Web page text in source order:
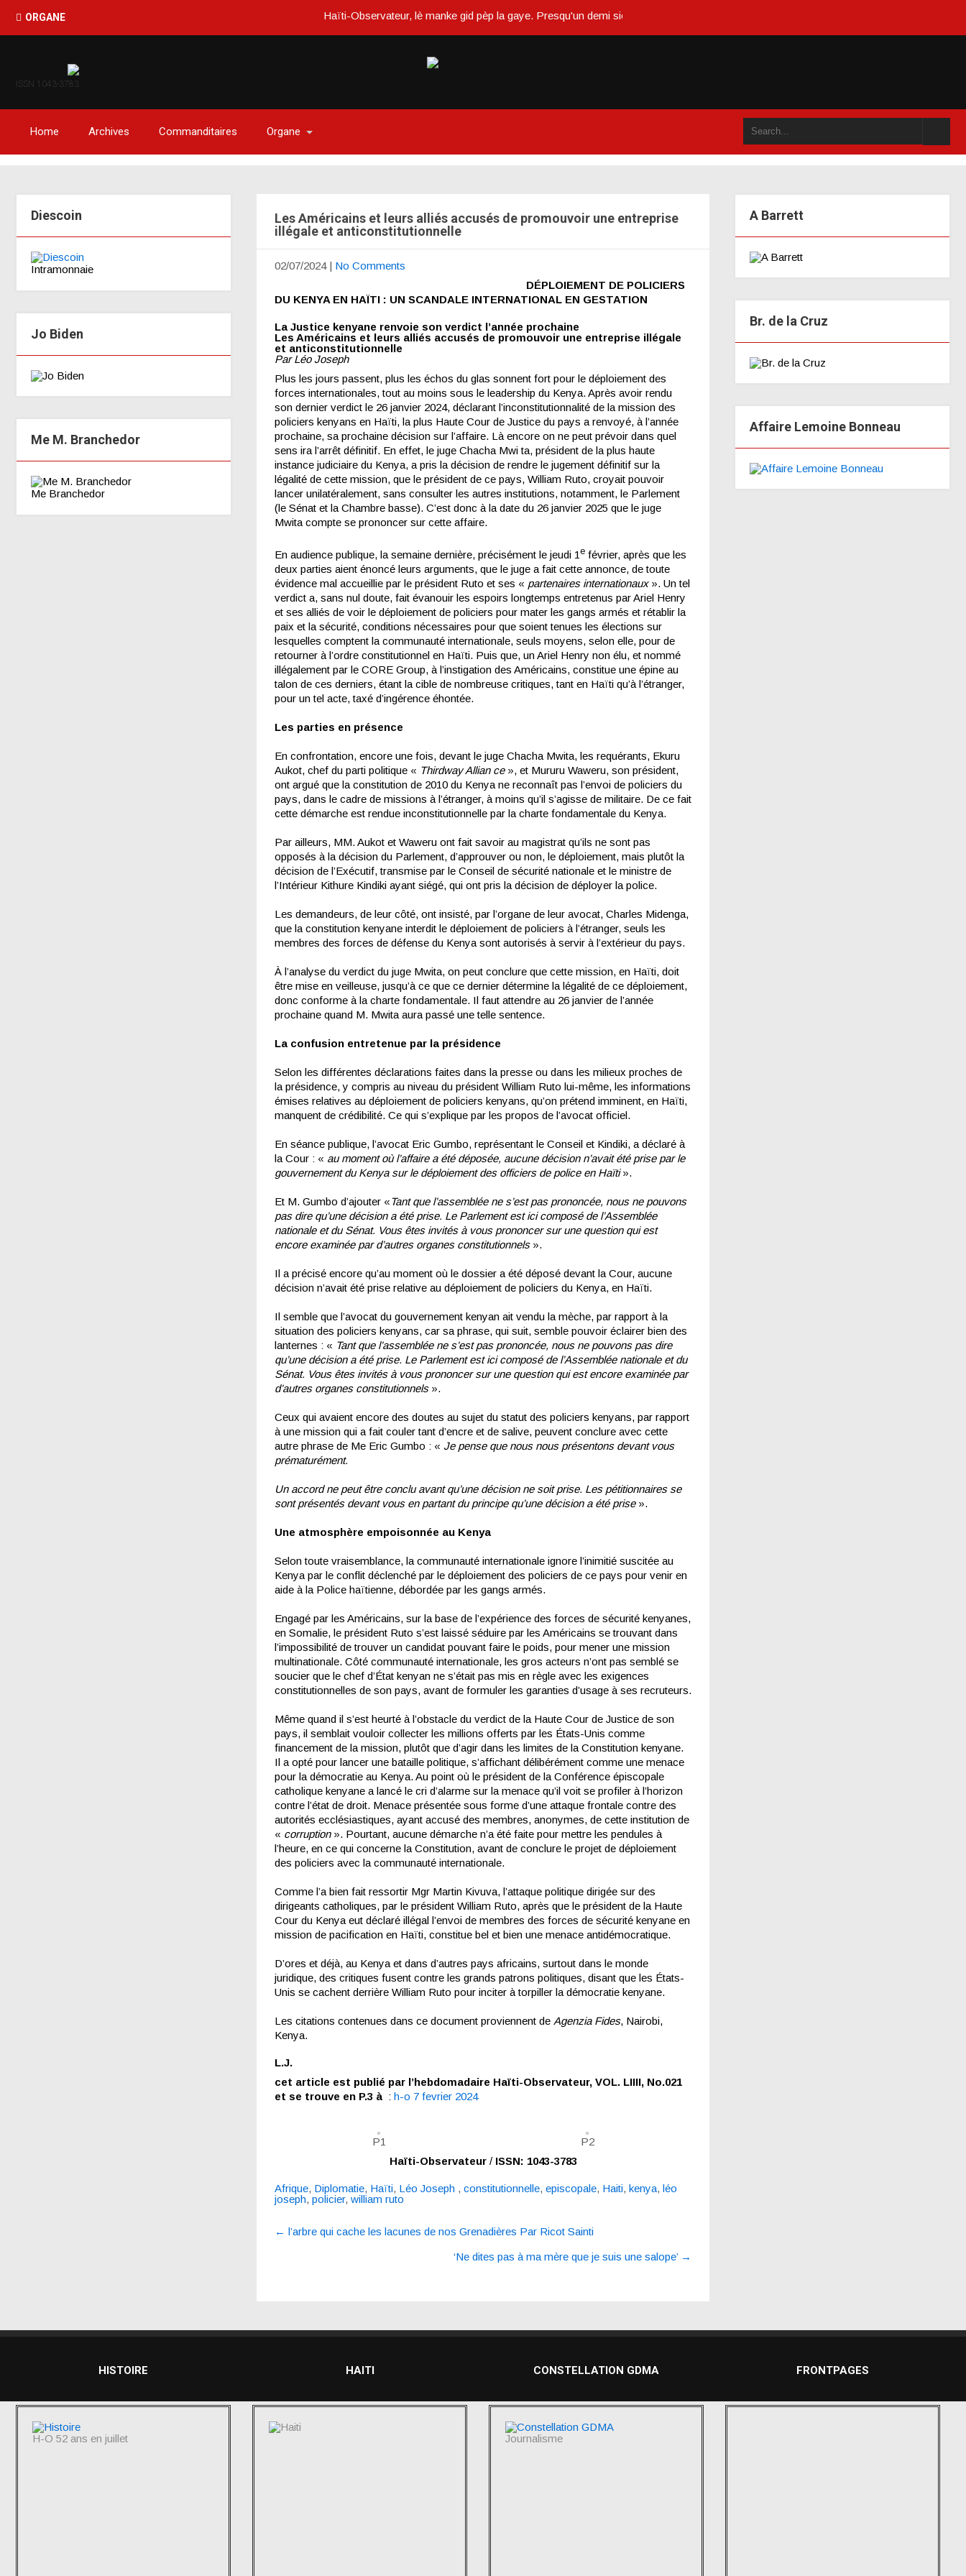
ORGANE Haïti-Observateur, lè manke gid pèp la gaye. Presqu'un demi siècle ou dans un an accompli (juillet 2021)
ISSN 1043-3783
Home Archives Commanditaires Organe
Diescoin
Intramonnaie
Jo Biden
Me M. Branchedor
Me Branchedor
Les Américains et leurs alliés accusés de promouvoir une entreprise
illégale et anticonstitutionnelle
02/07/2024 | No Comments
DÉPLOIEMENT DE POLICIERS
DU KENYA EN HAÏTI : UN SCANDALE INTERNATIONAL EN GESTATION
La Justice kenyane renvoie son verdict l’année prochaine
Les Américains et leurs alliés accusés de promouvoir une entreprise illégale
et anticonstitutionnelle
Par Léo Joseph
Plus les jours passent, plus les échos du glas sonnent fort pour le déploiement des
forces internationales, tout au moins sous le leadership du Kenya. Après avoir rendu
son dernier verdict le 26 janvier 2024, déclarant l’inconstitutionnalité de la mission des
policiers kenyans en Haïti, la plus Haute Cour de Justice du pays a renvoyé, à l’année
prochaine, sa prochaine décision sur l’affaire. Là encore on ne peut prévoir dans quel
sens ira l’arrêt définitif. En effet, le juge Chacha Mwi ta, président de la plus haute
instance judiciaire du Kenya, a pris la décision de rendre le jugement définitif sur la
légalité de cette mission, que le président de ce pays, William Ruto, croyait pouvoir
lancer unilatéralement, sans consulter les autres institutions, notamment, le Parlement
(le Sénat et la Chambre basse). C’est donc à la date du 26 janvier 2025 que le juge
Mwita compte se prononcer sur cette affaire.
En audience publique, la semaine dernière, précisément le jeudi 1e février, après que les
deux parties aient énoncé leurs arguments, que le juge a fait cette annonce, de toute
évidence mal accueillie par le président Ruto et ses « partenaires internationaux ». Un tel
verdict a, sans nul doute, fait évanouir les espoirs longtemps entretenus par Ariel Henry
et ses alliés de voir le déploiement de policiers pour mater les gangs armés et rétablir la
paix et la sécurité, conditions nécessaires pour que soient tenues les élections sur
lesquelles comptent la communauté internationale, seuls moyens, selon elle, pour de
retourner à l’ordre constitutionnel en Haïti. Puis que, un Ariel Henry non élu, et nommé
illégalement par le CORE Group, à l’instigation des Américains, constitue une épine au
talon de ces derniers, étant la cible de nombreuse critiques, tant en Haïti qu’à l’étranger,
pour un tel acte, taxé d’ingérence éhontée.
Les parties en présence
En confrontation, encore une fois, devant le juge Chacha Mwita, les requérants, Ekuru
Aukot, chef du parti politique « Thirdway Allian ce », et Mururu Waweru, son président,
ont argué que la constitution de 2010 du Kenya ne reconnaît pas l’envoi de policiers du
pays, dans le cadre de missions à l’étranger, à moins qu’il s’agisse de militaire. De ce fait
cette démarche est rendue inconstitutionnelle par la charte fondamentale du Kenya.
Par ailleurs, MM. Aukot et Waweru ont fait savoir au magistrat qu’ils ne sont pas
opposés à la décision du Parlement, d’approuver ou non, le déploiement, mais plutôt la
décision de l’Exécutif, transmise par le Conseil de sécurité nationale et le ministre de
l’Intérieur Kithure Kindiki ayant siégé, qui ont pris la décision de déployer la police.
Les demandeurs, de leur côté, ont insisté, par l’organe de leur avocat, Charles Midenga,
que la constitution kenyane interdit le déploiement de policiers à l’étranger, seuls les
membres des forces de défense du Kenya sont autorisés à servir à l’extérieur du pays.
À l’analyse du verdict du juge Mwita, on peut conclure que cette mission, en Haïti, doit
être mise en veilleuse, jusqu’à ce que ce dernier détermine la légalité de ce déploiement,
donc conforme à la charte fondamentale. Il faut attendre au 26 janvier de l’année
prochaine quand M. Mwita aura passé une telle sentence.
La confusion entretenue par la présidence
Selon les différentes déclarations faites dans la presse ou dans les milieux proches de
la présidence, y compris au niveau du président William Ruto lui-même, les informations
émises relatives au déploiement de policiers kenyans, qu’on prétend imminent, en Haïti,
manquent de crédibilité. Ce qui s’explique par les propos de l’avocat officiel.
En séance publique, l’avocat Eric Gumbo, représentant le Conseil et Kindiki, a déclaré à
la Cour : « au moment où l’affaire a été déposée, aucune décision n’avait été prise par le
gouvernement du Kenya sur le déploiement des officiers de police en Haïti».
Et M. Gumbo d’ajouter «Tant que l’assemblée ne s’est pas prononcée, nous ne pouvons
pas dire qu’une décision a été prise. Le Parlement est ici composé de l’Assemblée
nationale et du Sénat. Vous êtes invités à vous prononcer sur une question qui est
encore examinée par d’autres organes constitutionnels ».
Il a précisé encore qu’au moment où le dossier a été déposé devant la Cour, aucune
décision n’avait été prise relative au déploiement de policiers du Kenya, en Haïti.
Il semble que l’avocat du gouvernement kenyan ait vendu la mèche, par rapport à la
situation des policiers kenyans, car sa phrase, qui suit, semble pouvoir éclairer bien des
lanternes : « Tant que l’assemblée ne s’est pas prononcée, nous ne pouvons pas dire
qu’une décision a été prise. Le Parlement est ici composé de l’Assemblée nationale et du
Sénat. Vous êtes invités à vous prononcer sur une question qui est encore examinée par
d’autres organes constitutionnels ».
Ceux qui avaient encore des doutes au sujet du statut des policiers kenyans, par rapport
à une mission qui a fait couler tant d’encre et de salive, peuvent conclure avec cette
autre phrase de Me Eric Gumbo : « Je pense que nous nous présentons devant vous
prématurément.
Un accord ne peut être conclu avant qu’une décision ne soit prise. Les pétitionnaires se
sont présentés devant vous en partant du principe qu’une décision a été prise ».
Une atmosphère empoisonnée au Kenya
Selon toute vraisemblance, la communauté internationale ignore l’inimitié suscitée au
Kenya par le conflit déclenché par le déploiement des policiers de ce pays pour venir en
aide à la Police haïtienne, débordée par les gangs armés.
Engagé par les Américains, sur la base de l’expérience des forces de sécurité kenyanes,
en Somalie, le président Ruto s’est laissé séduire par les Américains se trouvant dans
l’impossibilité de trouver un candidat pouvant faire le poids, pour mener une mission
multinationale. Côté communauté internationale, les gros acteurs n’ont pas semblé se
soucier que le chef d’État kenyan ne s’était pas mis en règle avec les exigences
constitutionnelles de son pays, avant de formuler les garanties d’usage à ses recruteurs.
Même quand il s’est heurté à l’obstacle du verdict de la Haute Cour de Justice de son
pays, il semblait vouloir collecter les millions offerts par les États-Unis comme
financement de la mission, plutôt que d’agir dans les limites de la Constitution kenyane.
Il a opté pour lancer une bataille politique, s’affichant délibérément comme une menace
pour la démocratie au Kenya. Au point où le président de la Conférence épiscopale
catholique kenyane a lancé le cri d’alarme sur la menace qu’il voit se profiler à l’horizon
contre l’état de droit. Menace présentée sous forme d’une attaque frontale contre des
autorités ecclésiastiques, ayant accusé des membres, anonymes, de cette institution de
« corruption ». Pourtant, aucune démarche n’a été faite pour mettre les pendules à
l’heure, en ce qui concerne la Constitution, avant de conclure le projet de déploiement
des policiers avec la communauté internationale.
Comme l’a bien fait ressortir Mgr Martin Kivuva, l’attaque politique dirigée sur des
dirigeants catholiques, par le président William Ruto, après que le président de la Haute
Cour du Kenya eut déclaré illégal l’envoi de membres des forces de sécurité kenyane en
mission de pacification en Haïti, constitue bel et bien une menace antidémocratique.
D’ores et déjà, au Kenya et dans d’autres pays africains, surtout dans le monde
juridique, des critiques fusent contre les grands patrons politiques, disant que les États-
Unis se cachent derrière William Ruto pour inciter à torpiller la démocratie kenyane.
Les citations contenues dans ce document proviennent de Agenzia Fides, Nairobi,
Kenya.
L.J.
cet article est publié par l’hebdomadaire Haïti-Observateur, VOL. LIIII, No.021
et se trouve en P.3 à : h-o 7 fevrier 2024
P1
P2
Haïti-Observateur/ ISSN: 1043-3783
Afrique, Diplomatie, Haïti, Léo Joseph , constitutionnelle, episcopale, Haiti, kenya, léo
joseph, policier, william ruto
navigation
← l’arbre qui cache les lacunes de nos Grenadières Par Ricot Sainti
‘Ne dites pas à ma mère que je suis une salope’ →
A Barrett
Br. de la Cruz
Affaire Lemoine Bonneau
HISTOIRE
H-O 52 ans en juillet
HAITI CONSTELLATION GDMA
Journalisme
FRONTPAGES